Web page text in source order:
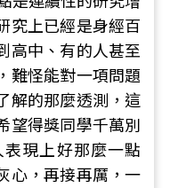
究上已經是身經百
高中、有的人甚至
難怪能對一項問題
解的那麼透測，這
望得獎同學千萬別
現上好那麼一點
心，再接再厲，一